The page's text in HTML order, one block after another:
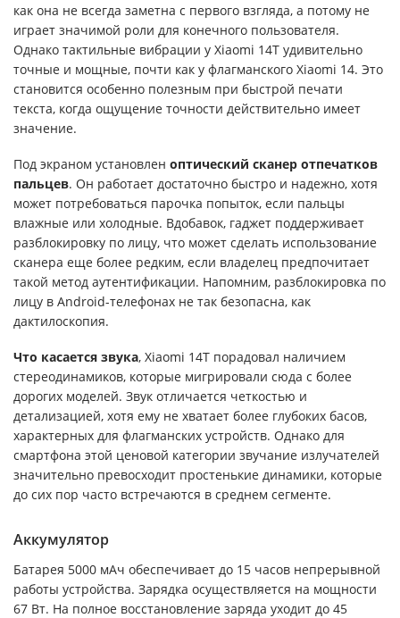
как она не всегда заметна с первого взгляда, а потому не
играет значимой роли для конечного пользователя.
Однако тактильные вибрации у Xiaomi 14T удивительно
точные и мощные, почти как у флагманского Xiaomi 14. Это
становится особенно полезным при быстрой печати
текста, когда ощущение точности действительно имеет
значение.
Под экраном установлен оптический сканер отпечатков
пальцев. Он работает достаточно быстро и надежно, хотя
может потребоваться парочка попыток, если пальцы
влажные или холодные. Вдобавок, гаджет поддерживает
разблокировку по лицу, что может сделать использование
сканера еще более редким, если владелец предпочитает
такой метод аутентификации. Напомним, разблокировка по
лицу в Android-телефонах не так безопасна, как
дактилоскопия.
Что касается звука, Xiaomi 14T порадовал наличием
стереодинамиков, которые мигрировали сюда с более
дорогих моделей. Звук отличается четкостью и
детализацией, хотя ему не хватает более глубоких басов,
характерных для флагманских устройств. Однако для
смартфона этой ценовой категории звучание излучателей
значительно превосходит простенькие динамики, которые
до сих пор часто встречаются в среднем сегменте.
Аккумулятор
Батарея 5000 мАч обеспечивает до 15 часов непрерывной
работы устройства. Зарядка осуществляется на мощности
67 Вт. На полное восстановление заряда уходит до 45